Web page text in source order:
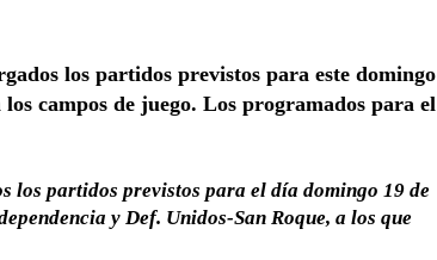
los partidos previstos para este domingo
campos de juego. Los programados para el
los partidos previstos para el día domingo 19 de
y Def. Unidos-San Roque, a los que